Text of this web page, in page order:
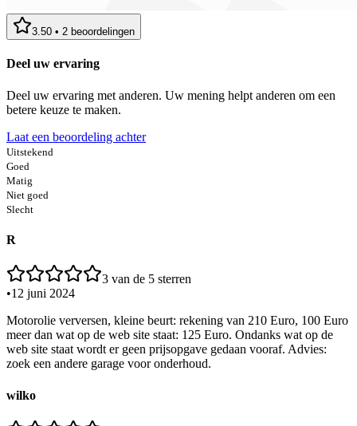
3.50 • 2 beoordelingen
Deel uw ervaring
Deel uw ervaring met anderen. Uw mening helpt anderen om een
betere keuze te maken.
Laat een beoordeling achter
Uitstekend
Goed
Matig
Niet goed
Slecht
R
3 van de 5 sterren
•12 juni 2024
Motorolie verversen, kleine beurt: rekening van 210 Euro, 100 Euro
meer dan wat op de web site staat: 125 Euro. Ondanks wat op de
web site staat wordt er geen prijsopgave gedaan vooraf. Advies:
zoek een andere garage voor onderhoud.
wilko